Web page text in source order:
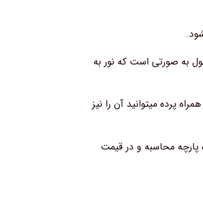
به صورتی است که نور به
پرده میتوانید آن را نیز
است(۳ برابر عرض پنجره پارچه محاسبه و در قیمت